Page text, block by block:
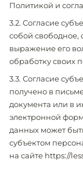
Политикой и
3.2. Согласие
собой
выражение его
обработку своих
3.3. Согласие
получено в
документа или в
электронной
данных может
субъектом
на сайте https://